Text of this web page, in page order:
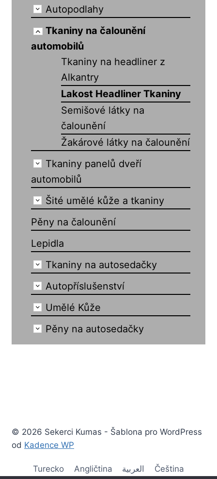
Autopodlahy
Tkaniny na čalounění
automobilů
Tkaniny na headliner z
Alkantry
Lakost Headliner Tkaniny
Semišové látky na
čalounění
Žakárové látky na čalounění
Tkaniny panelů dveří
automobilů
Šité umělé kůže a tkaniny
Pěny na čalounění
Lepidla
Tkaniny na autosedačky
Autopříslušenství
Umělé Kůže
Pěny na autosedačky
© 2026 Sekerci Kumas - Šablona pro WordPress
od Kadence WP
Turecko Angličtina العربية Čeština